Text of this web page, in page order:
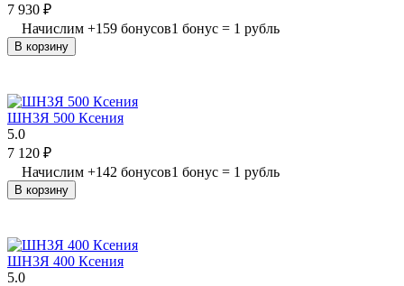
7 930 ₽
Начислим +159 бонусов1 бонус = 1 рубль
В корзину
ШН3Я 500 Ксения
5.0
7 120 ₽
Начислим +142 бонусов1 бонус = 1 рубль
В корзину
ШН3Я 400 Ксения
5.0